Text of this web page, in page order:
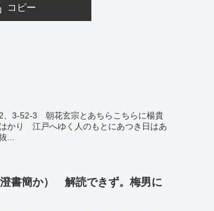
コピー
、3-52-3 朝花玄宗とあちらこちらに楊貴
り 江戸へゆく人のもとにあつき日はあ
...
書簡か） 解読できず。梅男に